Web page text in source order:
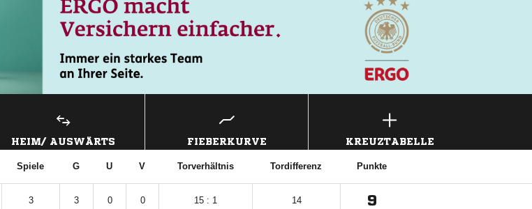
HEIM/ AUSWÄRTS FIEBERKURVE KREUZTABELLE
Spiele G U V Torverhältnis Tordifferenz Punkte
3 3 0 0 15 : 1 14 9